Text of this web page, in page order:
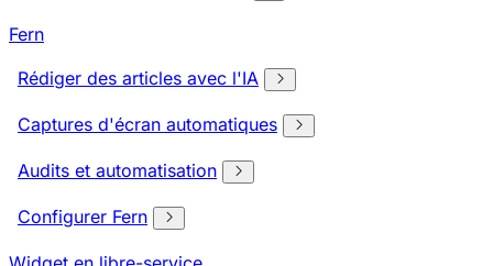
Fern
Rédiger des articles avec l'IA
Captures d'écran automatiques
Audits et automatisation
Configurer Fern